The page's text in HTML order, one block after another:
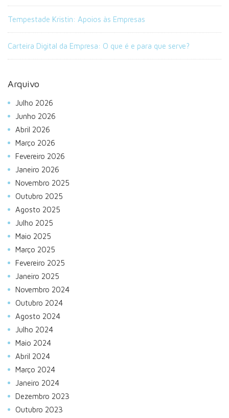
Tempestade Kristin: Apoios às Empresas
Carteira Digital da Empresa: O que é e para que serve?
Arquivo
Julho 2026
Junho 2026
Abril 2026
Março 2026
Fevereiro 2026
Janeiro 2026
Novembro 2025
Outubro 2025
Agosto 2025
Julho 2025
Maio 2025
Março 2025
Fevereiro 2025
Janeiro 2025
Novembro 2024
Outubro 2024
Agosto 2024
Julho 2024
Maio 2024
Abril 2024
Março 2024
Janeiro 2024
Dezembro 2023
Outubro 2023